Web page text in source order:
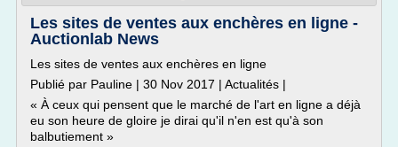
Les sites de ventes aux enchères en ligne -
Auctionlab News
Les sites de ventes aux enchères en ligne
Publié par Pauline | 30 Nov 2017 | Actualités |
« À ceux qui pensent que le marché de l'art en ligne a déjà
eu son heure de gloire je dirai qu'il n'en est qu'à son
balbutiement »